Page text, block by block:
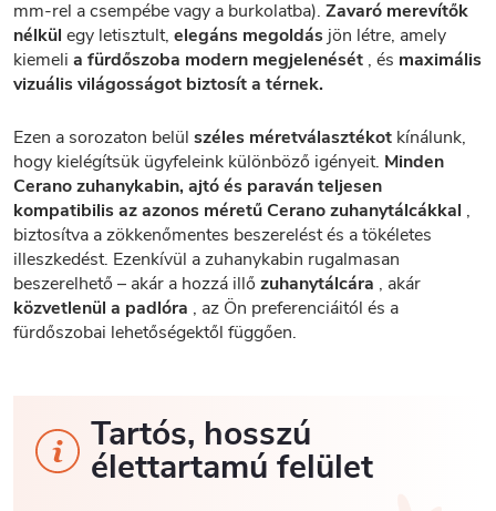
mm-rel a csempébe vagy a burkolatba). Zavaró merevítők
nélkül egy letisztult, elegáns megoldás jön létre, amely
kiemeli a fürdőszoba modern megjelenését , és maximális
vizuális világosságot biztosít a térnek.
Ezen a sorozaton belül széles méretválasztékot kínálunk,
hogy kielégítsük ügyfeleink különböző igényeit. Minden
Cerano zuhanykabin, ajtó és paraván teljesen
kompatibilis az azonos méretű Cerano zuhanytálcákkal ,
biztosítva a zökkenőmentes beszerelést és a tökéletes
illeszkedést. Ezenkívül a zuhanykabin rugalmasan
beszerelhető – akár a hozzá illő zuhanytálcára , akár
közvetlenül a padlóra , az Ön preferenciáitól és a
fürdőszobai lehetőségektől függően.
Tartós, hosszú
élettartamú felület